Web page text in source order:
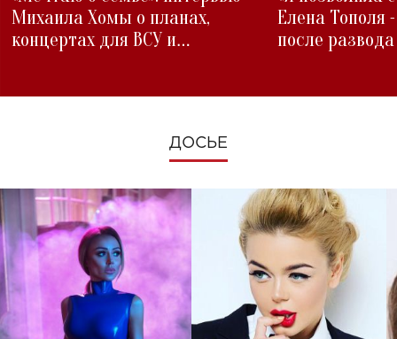
Михаила Хомы о планах,
концертах для ВСУ и
Елена Тополя
после развода
ДОСЬЕ